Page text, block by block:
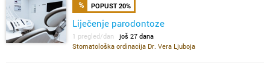
POPUST 20%
Liječenje parodontoze
1 pregled/dan još 27 dana
Stomatološka ordinacija Dr. Vera Ljuboja